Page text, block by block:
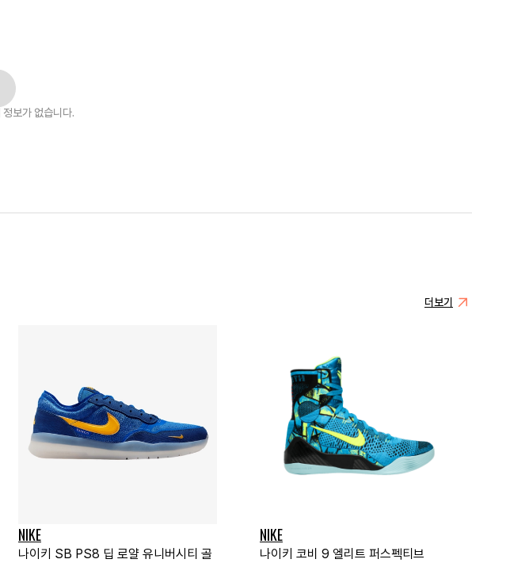
정보가 없습니다.
더보기
NIKE
나이키 SB PS8 딥 로얄 유니버시티 골
NIKE
나이키 코비 9 엘리트 퍼스펙티브